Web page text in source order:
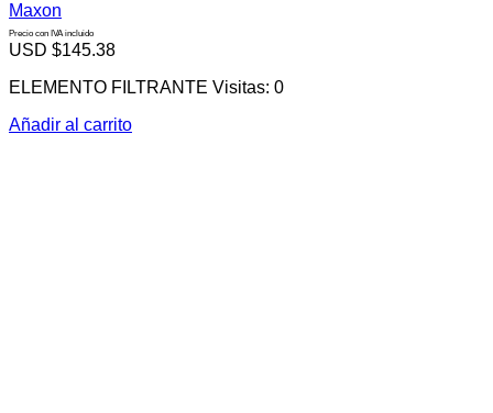
Maxon
Precio con IVA incluido
USD $145.38
ELEMENTO FILTRANTE Visitas: 0
Añadir al carrito